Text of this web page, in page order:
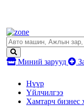
Миний зарууд
Нүүр
Үйлчилгээ
Хамтарч бизнес